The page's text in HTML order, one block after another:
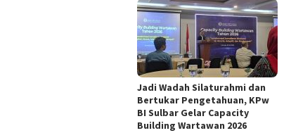
Jadi Wadah Silaturahmi dan
Bertukar Pengetahuan, KPw
BI Sulbar Gelar Capacity
Building Wartawan 2026